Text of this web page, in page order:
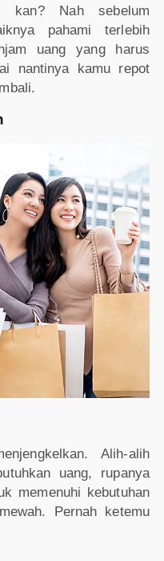
kan? Nah sebelum
pahami terlebih
uang yang harus
nantinya kamu repot
Alih-alih
uang, rupanya
memenuhi kebutuhan
Pernah ketemu